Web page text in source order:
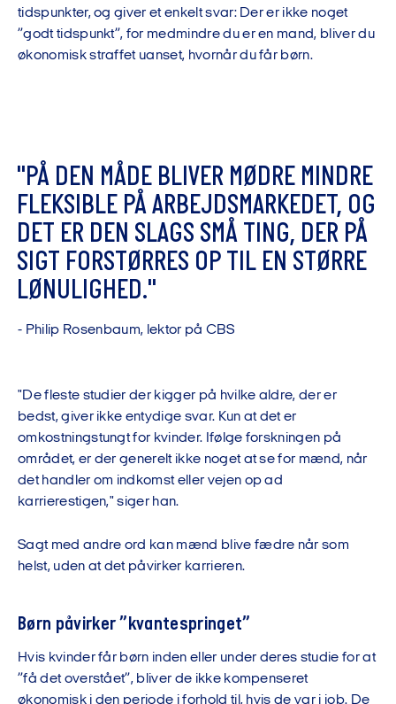
tidspunkter, og giver et enkelt svar: Der er ikke noget
”godt tidspunkt”, for medmindre du er en mand, bliver du
økonomisk straffet uanset, hvornår du får børn.
"PÅ DEN MÅDE BLIVER MØDRE MINDRE
FLEKSIBLE PÅARBEJDSMARKEDET, OG
DET ER DEN SLAGS SMÅ TING, DER PÅ
SIGT FORSTØRRES OP TIL EN STØRRE
LØNULIGHED."
- Phi ip Rosenbaum, ektor på CBS
"De fleste studier der kigger på hvilke aldre, der er
bedst, giver ikke entydige svar. Kun at det er
omkostningstungt for kvinder. Ifølge forskningen på
området, er der generelt ikke noget at se for mænd, når
det handler om indkomst eller vejen op ad
karrierestigen," siger han.
Sagt med andre ord kan mænd blive fædre når som
helst, uden at det påvirker karrieren.
Børn påvirker ”kvantespringet”
Hvis kvinder får børn inden eller under deres studie for at
”få det overstået”, bliver de ikke kompenseret
økonomisk i den periode i forhold til, hvis de var i job. De